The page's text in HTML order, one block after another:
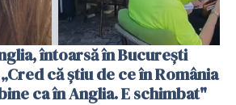
întoarsă în București
că știu de ce în România
ca în Anglia. E schimbat"